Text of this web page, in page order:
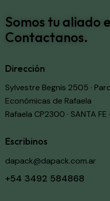
Somos tu aliado
Contactanos.
Dirección
Sylvestre Begnis 2505 ·
Económicas de Rafaela
Rafaela CP2300 · SANTA FE ·
Escribinos
dapack@dapack.com.ar
+54 3492 584868